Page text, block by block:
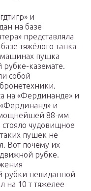
и
на базе
представляла
тяжёлого танка
машинах пушка
рубке-каземате.
собой
на «Фердинанде» и
и
мощнейшей 88-мм
чудовищное
пушек не
Вот почему их
рубке.
рубки невиданной
на 10 т тяжелее